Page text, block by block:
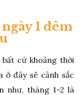
1 đêm
cứ khoảng thời
đây sẽ cảnh sắc
như, tháng 1-2 là